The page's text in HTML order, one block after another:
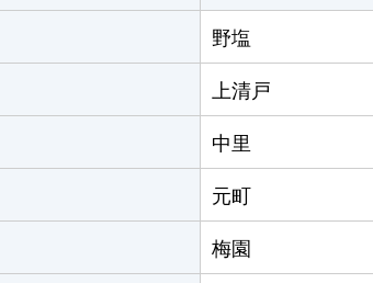
野塩
上清戸
中里
元町
梅園